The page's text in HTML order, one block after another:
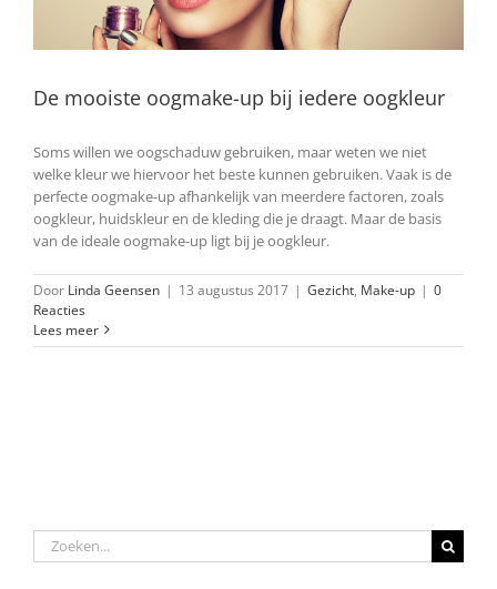
De mooiste oogmake-up bij iedere oogkleur
Soms willen we oogschaduw gebruiken, maar weten we niet
welke kleur we hiervoor het beste kunnen gebruiken. Vaak is de
perfecte oogmake-up afhankelijk van meerdere factoren, zoals
oogkleur, huidskleur en de kleding die je draagt. Maar de basis
van de ideale oogmake-up ligt bij je oogkleur.
Door Linda Geensen | 13 augustus 2017 | Gezicht, Make-up | 0
Reacties
Lees meer
Zoeken
naar: